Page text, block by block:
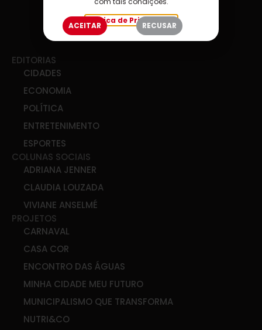
EDITORIAS
CIDADES
ECONOMIA
POLÍTICA
ENTRETENIMENTO
ESPORTES
COLUNAS SOCIAIS
ADRIANA JENNER
CLAUDIA LOUZADA
VIVIANE ANSELMÉ
PROJETOS
CARNAVAL
CASA COR
ENCONTRO DAS ÁGUAS
MINHA CIDADE MEU FUTURO
MUNICIPALISMO QUE TRANSFORMA
NUTRI&CO
Política de Privacidade
ACEITAR RECUSAR